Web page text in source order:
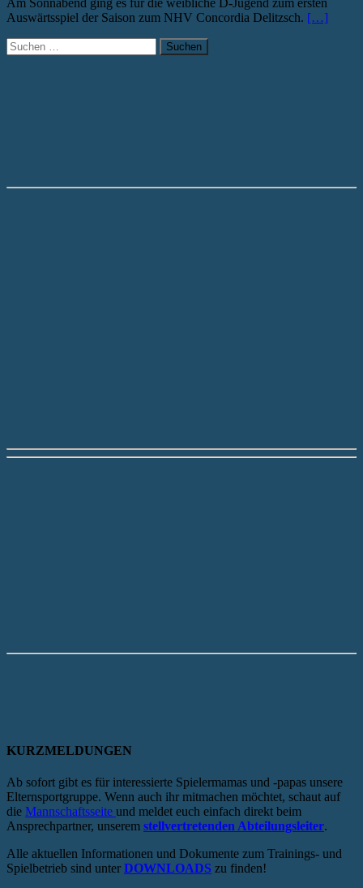
Auswärtsspiel der Saison zum NHV Concordia Delitzsch. […]
Suchen
nach:
KURZMELDUNGEN
Ab sofort gibt es für interessierte Spielermamas und -papas unsere
Elternsportgruppe. Wenn auch ihr mitmachen möchtet, schaut auf
die Mannschaftsseite und meldet euch einfach direkt beim
Ansprechpartner, unserem stellvertretenden Abteilungsleiter.
Alle aktuellen Informationen und Dokumente zum Trainings- und
Spielbetrieb sind unter DOWNLOADS zu finden!